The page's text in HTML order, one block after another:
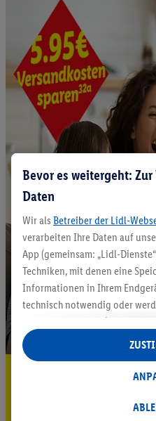
5.95 €
Bevor es weitergeht:
Daten
Wir als Betreiber der Lidl-
verarbeiten Ihre Daten auf
App (gemeinsam: „Lidl-
Techniken, mit denen eine
Informationen in Ihrem
technisch notwendig oder
auch durch Partner (u.a.
Verantwortliche; im
insgesamt
Statistik-Erstellung oder für
Datenverarbeitungen für